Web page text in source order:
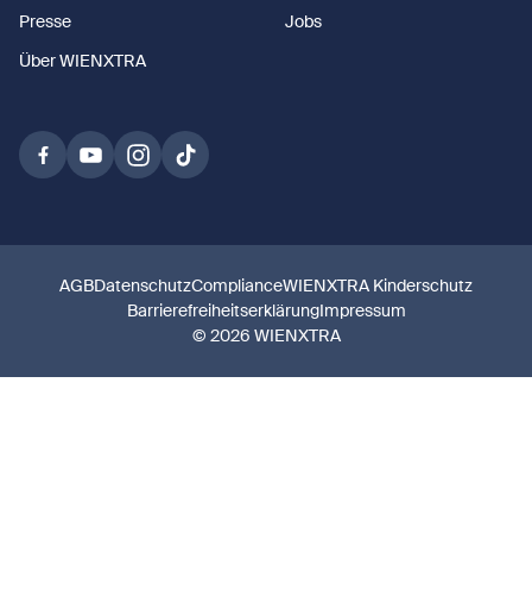
Presse
Jobs
Über WIENXTRA
© 2026 WIENXTRA
AGBDatenschutzComplianceWIENXTRA Kinderschutz
BarrierefreiheitserklärungImpressum